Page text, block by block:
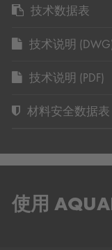
技术数据表
技术说明
技术说明 (PDF)
材料安全数据表
使用